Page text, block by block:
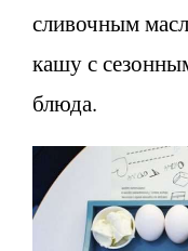
сливочным
кашу с
блюда.